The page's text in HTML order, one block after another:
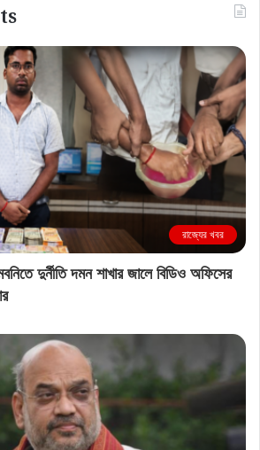
রাজ্যের খবর
দুর্নীতি দমন শাখার জালে বিডিও অফিসের